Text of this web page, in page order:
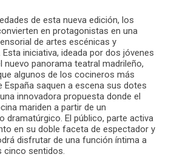
de esta nueva edición, los
en protagonistas en una
de artes escénicas y
iniciativa, ideada por dos jóvenes
nuevo panorama teatral madrileño,
algunos de los cocineros más
España saquen a escena sus dotes
innovadora propuesta donde el
mariden a partir de un
dramatúrgico. El público, parte activa
en su doble faceta de espectador y
disfrutar de una función íntima a
cinco sentidos.